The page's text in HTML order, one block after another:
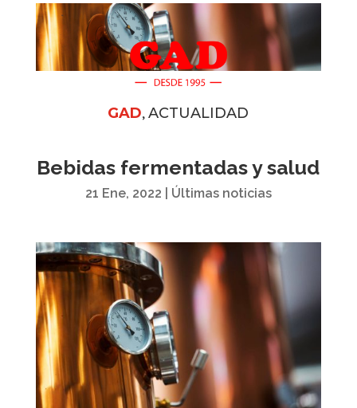
GAD,ACTUALIDAD
Bebidas fermentadas y salud
21 Ene, 2022 Últimas noticias